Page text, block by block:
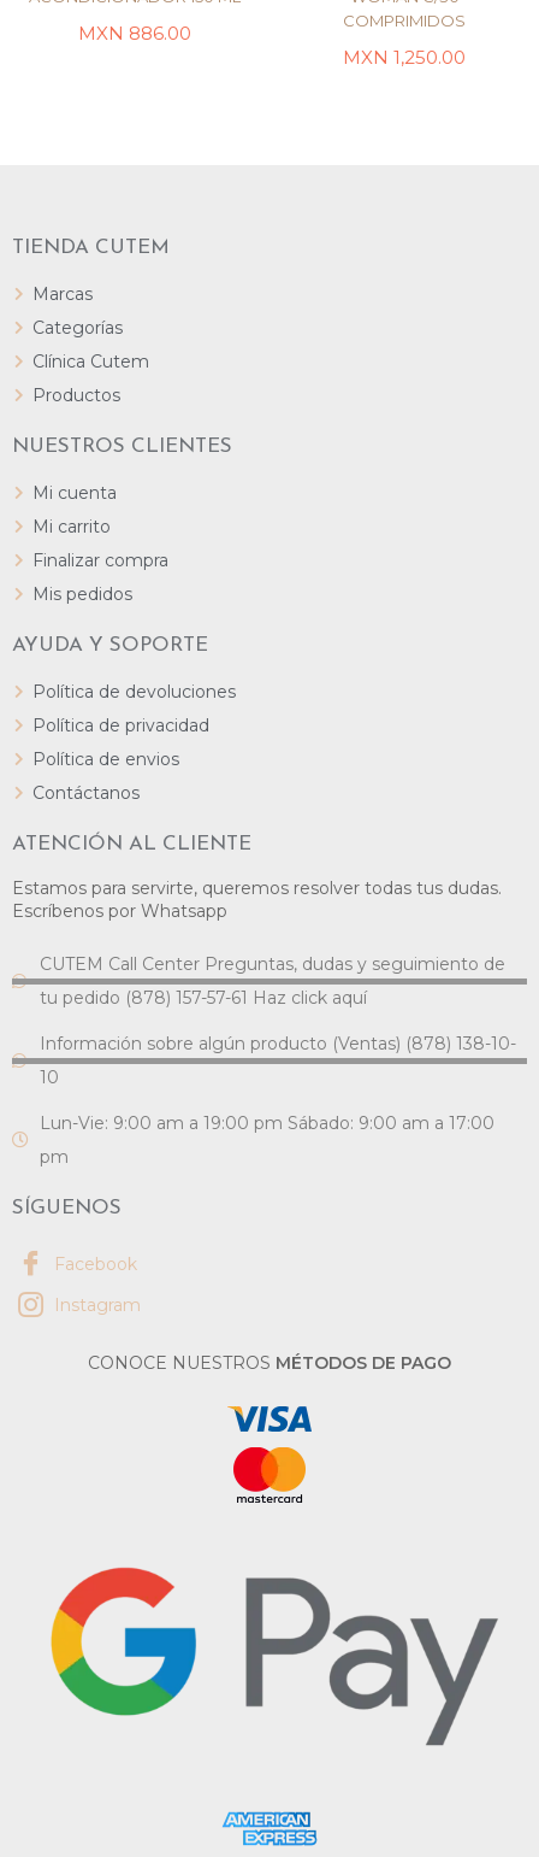
AÑADIR AL CARRITO
COMPRIMIDOS
1,250.00
886.00
TIENDA CUTEM
Marcas
Categorías
Clínica Cutem
Productos
NUESTROS CLIENTES
Mi cuenta
Mi carrito
Finalizar compra
Mis pedidos
AYUDA Y SOPORTE
Política de devoluciones
Política de privacidad
Política de envios
Contáctanos
ATENCIÓN AL CLIENTE
Estamos para servirte, queremos resolver todas tus dudas.
Escríbenos por Whatsapp
CUTEM Call Center Preguntas, dudas y seguimiento de
tu pedido (878) 157-57-61 Haz click aquí
Información sobre algún producto (Ventas) (878) 138-10-
10
Lun-Vie: 9:00 am a 19:00 pm Sábado: 9:00 am a 17:00
pm
SÍGUENOS
Facebook
Instagram
CONOCE NUESTROS MÉTODOS DE PAGO